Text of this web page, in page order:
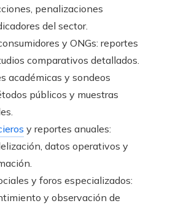
penalizaciones
del sector.
y ONGs: reportes
comparativos detallados.
académicas y sondeos
públicos y muestras
y reportes anuales:
datos operativos y
y foros especializados:
y observación de